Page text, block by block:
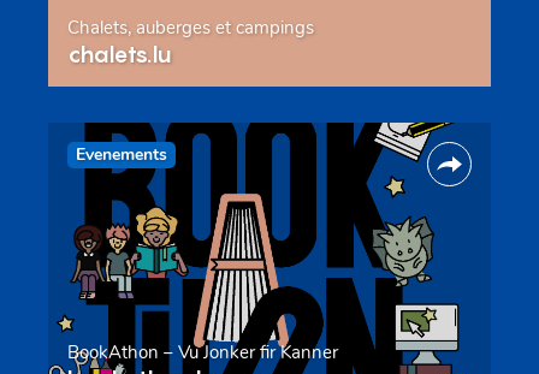
Chalets, auberges et campings
chalets.lu
Evenements
BookAthon – Vu Jonker fir Kanner